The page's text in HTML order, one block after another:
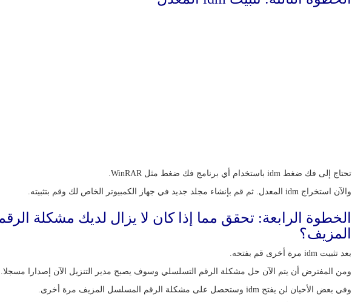
تحتاج إلى فك ضغط idm باستخدام أي برنامج فك ضغط مثل WinRAR.
والآن استخراج idm المعدل. ثم قم بإنشاء مجلد جديد في جهاز الكمبيوتر الخاص لك وقم بتثبيته.
الخطوة الرابعة: تحقق مما إذا كان لا يزال لديك مشكلة
المزيف؟
بعد تثبيت idm مرة أخرى قم بفتحه.
ومن المفترض أن يتم الآن حل مشكلة الرقم التسلسلي وسوف يصبح مدير التنزيل الآن إصدارا مسجلا.
وفي بعض الأحيان لن يفتح idm وستحصل على مشكلة الرقم المسلسل المزيف مرة أخرى.